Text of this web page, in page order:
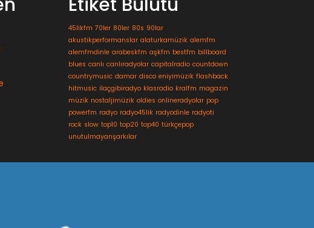
45likfm 70ler 80ler 80s 90lar
akustikperformanslar alaturkamüzik alemfm
alemfmdinle arabeskfm aşkfm bestfm billboard
blues canlı canlıradyolar capitalradio countdown
countrymusic damar disco eniyimüzik flashback
hitmusic ilaçgibiradyo klasradio kralfm magazin
müzik nostaljimüzik oldies onlineradyolar pop
powerfm radyo radyo45lik radyodinle radyoti
rock slow top10 top20 top40 türkçepop
unutulmayanşarkılar